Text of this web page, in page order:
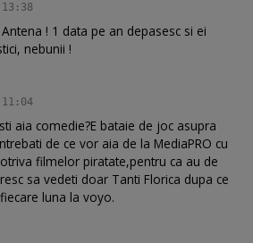
! 1 data pe an depasesc si ei
nebunii !
aia comedie?E bataie de joc asupra
de ce vor aia de la MediaPRO cu
filmelor piratate,pentru ca au de
sa vedeti doar Tanti Florica dupa ce
luna la voyo.